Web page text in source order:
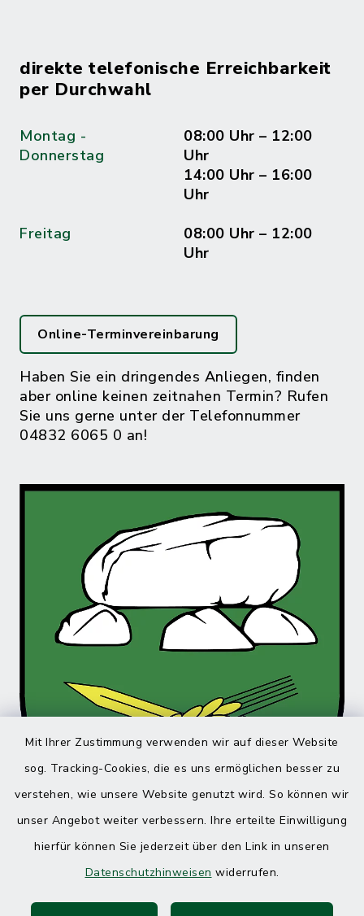
Mit Ihrer Zustimmung verwenden wir auf dieser Website
sog. Tracking-Cookies, die es uns ermöglichen besser zu
verstehen, wie unsere Website genutzt wird. So können wir
unser Angebot weiter verbessern. Ihre erteilte Einwilligung
hierfür können Sie jederzeit über den Link in unseren
Datenschutzhinweisen widerrufen.
direkte telefonische Erreichbarkeit
per Durchwahl
Montag -
Donnerstag
08:00 Uhr – 12:00
Uhr
14:00 Uhr – 16:00
Uhr
Freitag
08:00 Uhr – 12:00
Uhr
Online-Terminvereinbarung
Haben Sie ein dringendes Anliegen, finden
aber online keinen zeitnahen Termin? Rufen
Sie uns gerne unter der Telefonnummer
04832 6065 0 an!